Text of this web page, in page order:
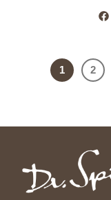
1 2